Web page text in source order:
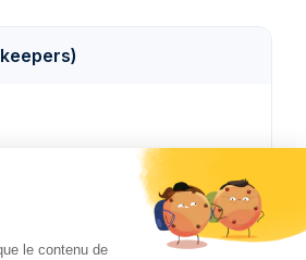
le contenu de